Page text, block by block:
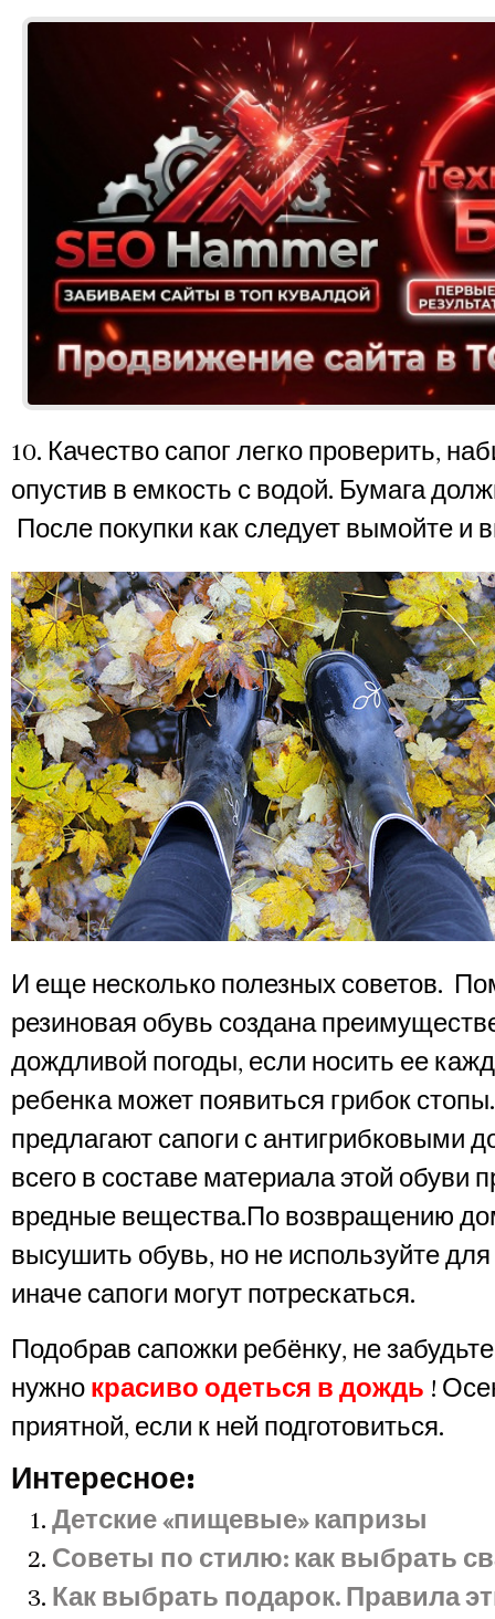
10. Качество сапог легко проверить,
опустив в емкость с водой. Бумага
После покупки как следует вымойте и
И еще несколько полезных советов.
резиновая обувь создана
дождливой погоды, если носить ее
ребенка может появиться грибок
предлагают сапоги с антигрибковыми
всего в составе материала этой обуви
вредные вещества.По возвращению
высушить обувь, но не используйте для
иначе сапоги могут потрескаться.
Подобрав сапожки ребёнку, не
нужно красиво одеться в дождь !
приятной, если к ней подготовиться.
Интересное:
Детские «пищевые» капризы
Советы по стилю: как выбрать
Как выбрать подарок. Правила